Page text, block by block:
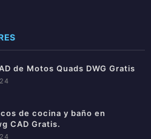
de Motos Quads DWG Gratis
de cocina y baño en
CAD Gratis.